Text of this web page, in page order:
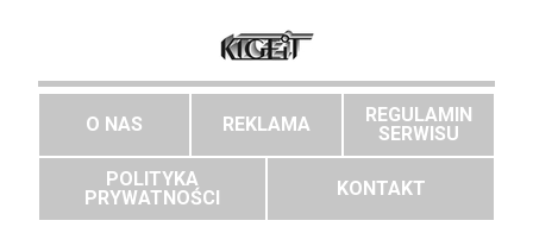
O NAS REKLAMA
REGULAMIN
SERWISU
POLITYKA
PRYWATNOŚCI
KONTAKT